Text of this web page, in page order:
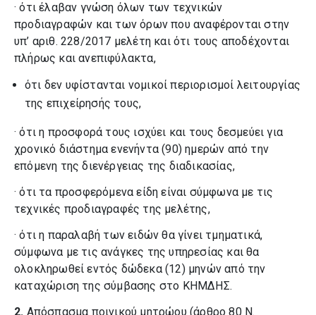
· ότι έλαβαν γνώση όλων των τεχνικών
προδιαγραφών και των όρων που αναφέρονται στην
υπ’ αριθ. 228/2017 μελέτη και ότι τους αποδέχονται
πλήρως και ανεπιφύλακτα,
ότι δεν υφίστανται νομικοί περιορισμοί λειτουργίας
της επιχείρησής τους,
· ότι η προσφορά τους ισχύει και τους δεσμεύει για
χρονικό διάστημα ενενήντα (90) ημερών από την
επόμενη της διενέργειας της διαδικασίας,
· ότι τα προσφερόμενα είδη είναι σύμφωνα με τις
τεχνικές προδιαγραφές της μελέτης,
· ότι η παραλαβή των ειδών θα γίνει τμηματικά,
σύμφωνα με τις ανάγκες της υπηρεσίας και θα
ολοκληρωθεί εντός δώδεκα (12) μηνών από την
καταχώριση της σύμβασης στο ΚΗΜΔΗΣ.
2. Απόσπασμα ποινικού μητρώου (άρθρο 80 Ν.